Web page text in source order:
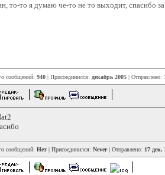
то-то я думаю че-то не то выходит, спасибо
сообщений: 940 | Присоединился: декабрь 2005 | Отправлено:
сообщений: Нет | Присоединился: Never| Отправлено: 17 дек.